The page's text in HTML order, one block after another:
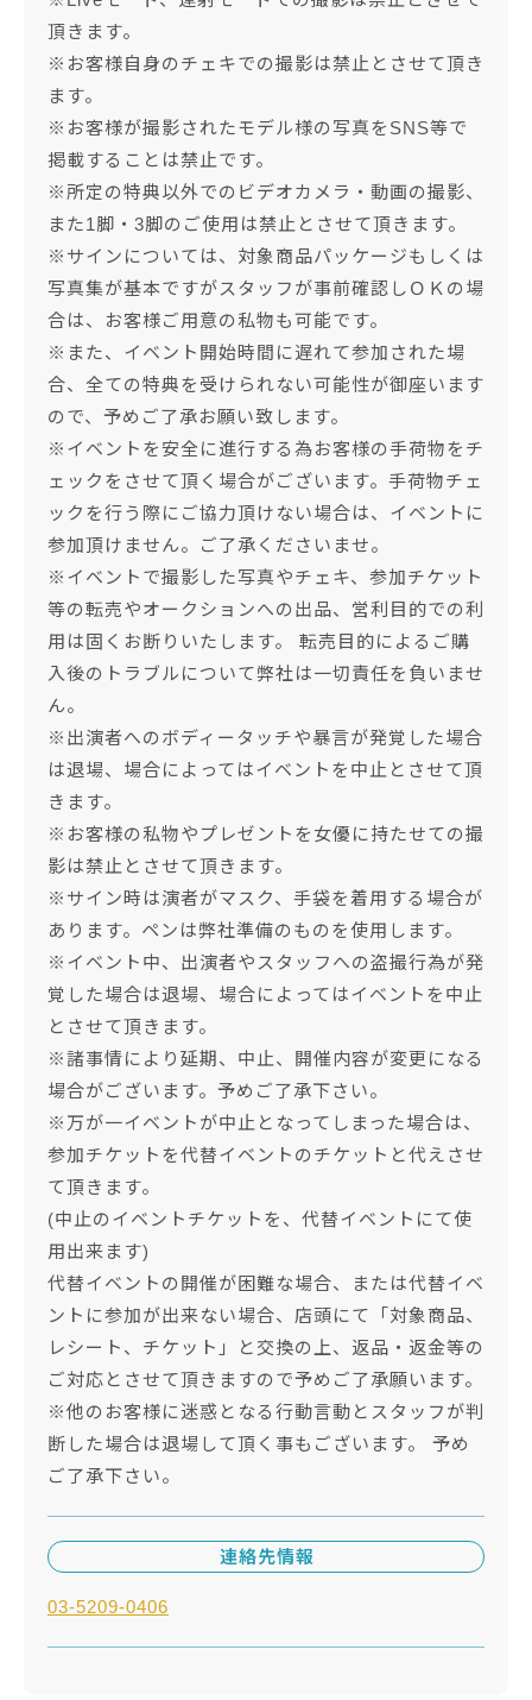
頂きます。
※お客様自身のチェキでの撮影は禁止とさせて頂き
ます。
※お客様が撮影されたモデル様の写真をSNS等で
掲載することは禁止です。
※所定の特典以外でのビデオカメラ・動画の撮影、
また1脚・3脚のご使用は禁止とさせて頂きます。
※サインについては、対象商品パッケージもしくは
写真集が基本ですがスタッフが事前確認しＯＫの場
合は、お客様ご用意の私物も可能です。
※また、イベント開始時間に遅れて参加された場
合、全ての特典を受けられない可能性が御座います
ので、予めご了承お願い致します。
※イベントを安全に進行する為お客様の手荷物をチ
ェックをさせて頂く場合がございます。手荷物チェ
ックを行う際にご協力頂けない場合は、イベントに
参加頂けません。ご了承くださいませ。
※イベントで撮影した写真やチェキ、参加チケット
等の転売やオークションへの出品、営利目的での利
用は固くお断りいたします。 転売目的によるご購
入後のトラブルについて弊社は一切責任を負いませ
ん。
※出演者へのボディータッチや暴言が発覚した場合
は退場、場合によってはイベントを中止とさせて頂
きます。
※お客様の私物やプレゼントを女優に持たせての撮
影は禁止とさせて頂きます。
※サイン時は演者がマスク、手袋を着用する場合が
あります。ペンは弊社準備のものを使用します。
※イベント中、出演者やスタッフへの盗撮行為が発
覚した場合は退場、場合によってはイベントを中止
とさせて頂きます。
※諸事情により延期、中止、開催内容が変更になる
場合がございます。予めご了承下さい。
※万が一イベントが中止となってしまった場合は、
参加チケットを代替イベントのチケットと代えさせ
て頂きます。
(中止のイベントチケットを、代替イベントにて使
用出来ます)
代替イベントの開催が困難な場合、または代替イベ
ントに参加が出来ない場合、店頭にて「対象商品、
レシート、チケット」と交換の上、返品・返金等の
ご対応とさせて頂きますので予めご了承願います。
※他のお客様に迷惑となる行動言動とスタッフが判
断した場合は退場して頂く事もございます。 予め
ご了承下さい。
連絡先情報
03-5209-0406